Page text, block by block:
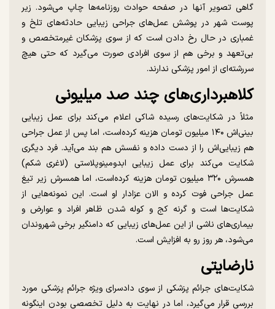
گاهی تصویر آنها در صفحه حوادث روزنامه‌ها چاپ می‌شود. زیر
پوست شهر در پوشش عمل‌های جراحی زیبایی حادثه‌های تلخ و
غمباری در حال رخ دادن است که از سوی پزشکان غیر‌متخصص و
بی‌تعهد و برخی هم از سوی افرادی صورت می‌گیرد که حتی هیچ
سر‌رشته‌ای از امور پزشکی ندارند.
کلاهبرداری‌های چند صد میلیونی
مثلاً در شکایت‌های رسیده شاکی اعلام می‌کند برای عمل زیبایی
بینی‌اش ۱۴۰ میلیون تومان هزینه کرده‌است، اما پس از عمل جراحی
هم زیبایی‌اش را از دست داده و نفسش هم بند می‌آید. فرد دیگری
شکایت می‌کند برای عمل زیبایی ابدومینوپلاستی (لاغری شکم)
همسرش ۳۲۰ میلیون تومان هزینه کرده‌است، اما همسرش زیر تیغ
عمل جراحی فوت کرده و الان عزادار او است. این نمونه‌هایی از
شکایت‌ها است و گرنه کج و کوله شدن ظاهر افراد و عوارض و
بیماری‌های ناشی از این عمل‌های زیبایی که دامنگیر برخی شهروندان
می‌شود، هر روز رو به افزایش است.
نارضایتی
شکایت‌های جرائم پزشکی از سوی دادسرای ویژه جرائم پزشکی مورد
بررسی قرار می‌گیرد، اما در نهایت به دلیل تخصصی بودن اینگونه